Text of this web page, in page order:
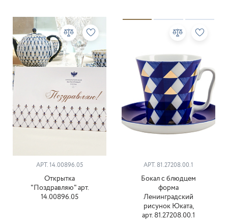
АРТ. 14.00896.05
Открытка
"Поздравляю" арт.
14.00896.05
АРТ. 81.27208.00.1
Бокал с блюдцем
форма
Ленинградский
рисунок Юката,
арт. 81.27208.00.1